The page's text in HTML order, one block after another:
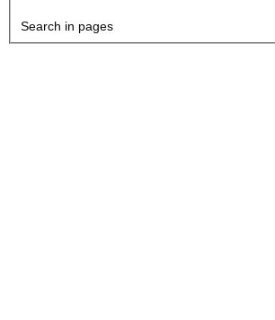
Search in pages